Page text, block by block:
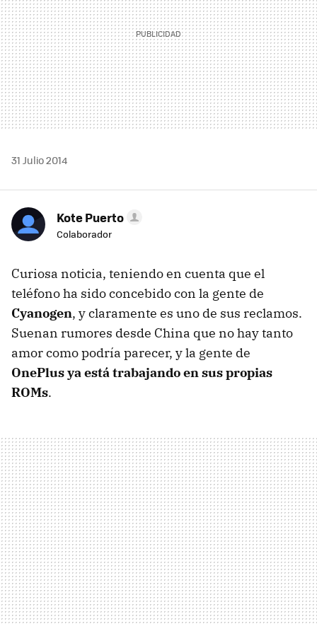
31 Julio 2014
Kote Puerto
Colaborador
Curiosa noticia, teniendo en cuenta que el
teléfono ha sido concebido con la gente de
Cyanogen, y claramente es uno de sus reclamos.
Suenan rumores desde China que no hay tanto
amor como podría parecer, y la gente de
OnePlus ya está trabajando en sus propias
ROMs.